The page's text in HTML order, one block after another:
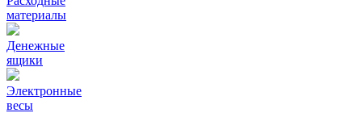
материалы
Денежные
ящики
Электронные
весы